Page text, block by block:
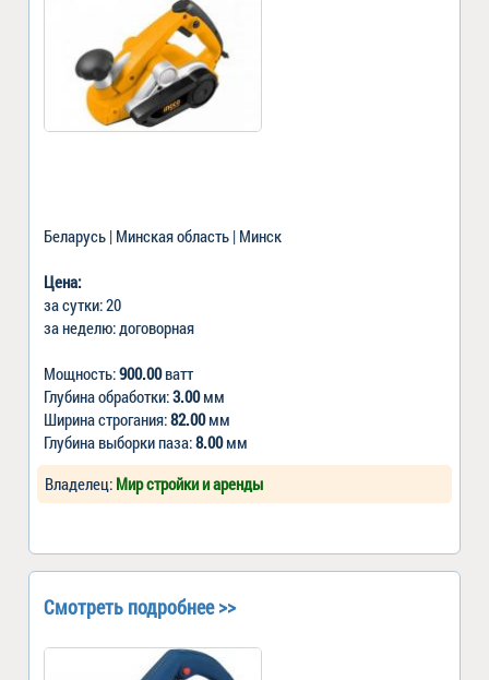
Беларусь | Минская область | Минск
Цена:
за сутки: 20
за неделю: договорная
Мощность:900.00ватт
Глубина обработки:3.00мм
Ширина строгания:82.00мм
Глубина выборки паза:8.00мм
Владелец: Мир стройки и аренды
Смотреть подробнее >>